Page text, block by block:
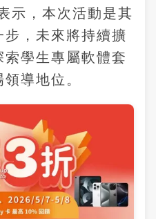
示，本次活動是其
，未來將持續擴
學生專屬軟體套
導地位。